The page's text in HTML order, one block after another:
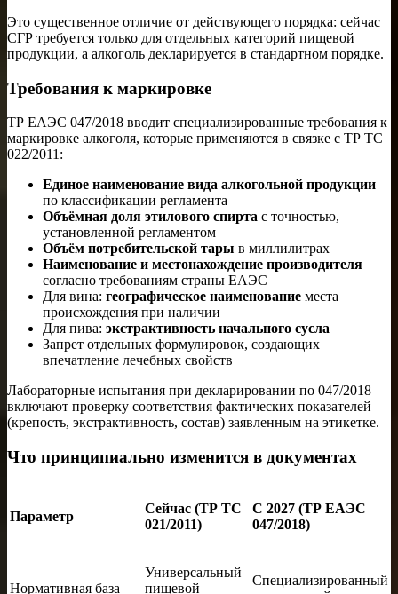
Это существенное отличие от действующего порядка: сейчас
СГР требуется только для отдельных категорий пищевой
продукции, а алкоголь декларируется в стандартном порядке.
Требования к маркировке
ТР ЕАЭС 047/2018 вводит специализированные требования к
маркировке алкоголя, которые применяются в связке с ТР ТС
022/2011:
Единое наименование вида алкогольной продукции
по классификации регламента
Объёмная доля этилового спирта с точностью,
установленной регламентом
Объём потребительской тары в миллилитрах
Наименование и местонахождение производителя
согласно требованиям страны ЕАЭС
Для вина: географическое наименование места
происхождения при наличии
Для пива: экстрактивность начального сусла
Запрет отдельных формулировок, создающих
впечатление лечебных свойств
Лабораторные испытания при декларировании по 047/2018
включают проверку соответствия фактических показателей
(крепость, экстрактивность, состав) заявленным на этикетке.
Что принципиально изменится в документах
Параметр
Сейчас (ТР ТС
021/2011)
С 2027 (ТР ЕАЭС
047/2018)
Нормативная база
Универсальный
пищевой
Специализированный